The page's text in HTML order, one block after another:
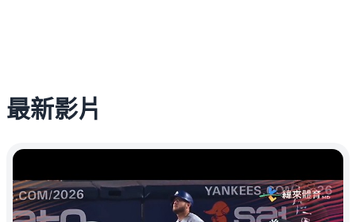
最新影片